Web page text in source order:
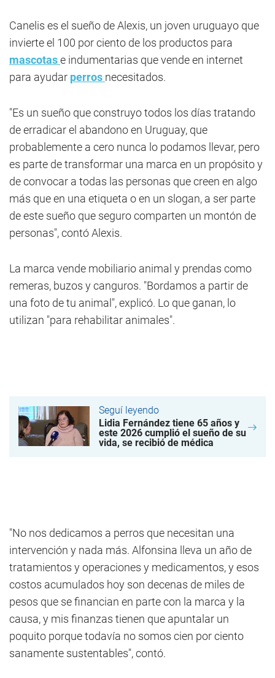
Canelis es el sueño de Alexis, un joven uruguayo que
invierte el 100 por ciento de los productos para
mascotase indumentarias que vende en internet
para ayudar perros necesitados.
"Es un sueño que construyo todos los días tratando
de erradicar el abandono en Uruguay, que
probablemente a cero nunca lo podamos llevar, pero
es parte de transformar una marca en un propósito y
de convocar a todas las personas que creen en algo
más que en una etiqueta o en un slogan, a ser parte
de este sueño que seguro comparten un montón de
personas", contó Alexis.
La marca vende mobiliario animal y prendas como
remeras, buzos y canguros. "Bordamos a partir de
una foto de tu animal", explicó. Lo que ganan, lo
utilizan "para rehabilitar animales".
Seguí leyendo
Lidia Fernández tiene 65 años y
este 2026 cumplió el sueño de su
vida, se recibió de médica
"No nos dedicamos a perros que necesitan una
intervención y nada más. Alfonsina lleva un año de
tratamientos y operaciones y medicamentos, y esos
costos acumulados hoy son decenas de miles de
pesos que se financian en parte con la marca y la
causa, y mis finanzas tienen que apuntalar un
poquito porque todavía no somos cien por ciento
sanamente sustentables", contó.